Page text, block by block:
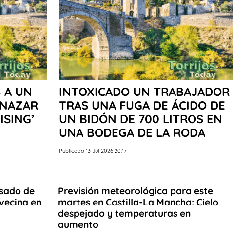
A UN
INTOXICADO UN TRABAJADOR
TRAS UNA FUGA DE ÁCIDO DE
UN BIDÓN DE 700 LITROS EN
UNA BODEGA DE LA RODA
Publicado 13 Jul 2026 20:17
de
en
Previsión meteorológica para este
martes en Castilla-La Mancha: Cielo
despejado y temperaturas en
aumento